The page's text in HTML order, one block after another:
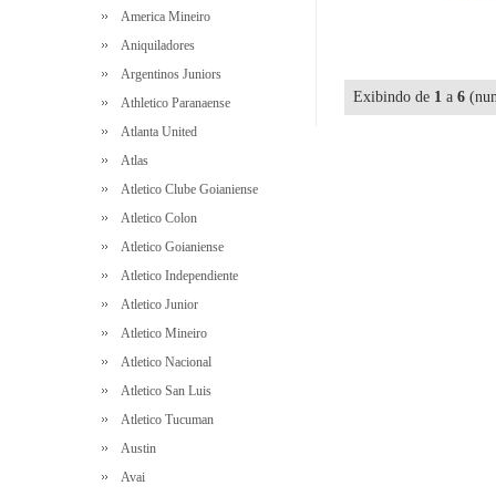
America Mineiro
Aniquiladores
Argentinos Juniors
Athletico Paranaense
Atlanta United
Atlas
Atletico Clube Goianiense
Atletico Colon
Atletico Goianiense
Atletico Independiente
Atletico Junior
Atletico Mineiro
Atletico Nacional
Atletico San Luis
Atletico Tucuman
Austin
Avai
Exibindo de 1 a 6